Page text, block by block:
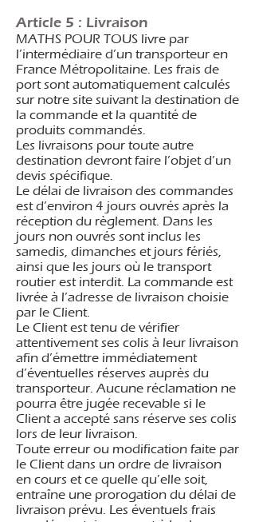
Article 5 : Livraison
MATHS POUR TOUS livre par
l’intermédiaire d’un transporteur en
France Métropolitaine. Les frais de
port sont automatiquement calculés
sur notre site suivant la destination de
la commande et la quantité de
produits commandés.
Les livraisons pour toute autre
destination devront faire l’objet d’un
devis spécifique.
Le délai de livraison des commandes
est d’environ 4 jours ouvrés après la
réception du règlement. Dans les
jours non ouvrés sont inclus les
samedis, dimanches et jours fériés,
ainsi que les jours où le transport
routier est interdit. La commande est
livrée à l’adresse de livraison choisie
par le Client.
Le Client est tenu de vérifier
attentivement ses colis à leur livraison
afin d’émettre immédiatement
d’éventuelles réserves auprès du
transporteur. Aucune réclamation ne
pourra être jugée recevable si le
Client a accepté sans réserve ses colis
lors de leur livraison.
Toute erreur ou modification faite par
le Client dans un ordre de livraison
en cours et ce quelle qu’elle soit,
entraîne une prorogation du délai de
livraison prévu. Les éventuels frais